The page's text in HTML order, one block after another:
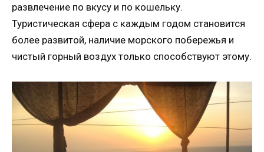
развлечение по вкусу и по кошельку.
Туристическая сфера с каждым годом становится
более развитой, наличие морского побережья и
чистый горный воздух только способствуют этому.